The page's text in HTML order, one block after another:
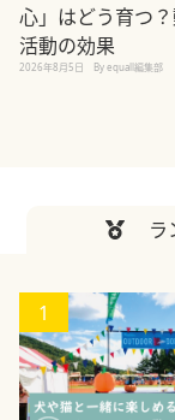
心」はどう育つ
活動の効果
2026年8月5日 By equall編集部
ラ
1